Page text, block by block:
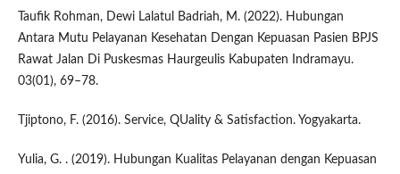
Taufik Rohman, Dewi Lalatul Badriah, M. (2022). Hubungan
Antara Mutu Pelayanan Kesehatan Dengan Kepuasan Pasien BPJS
Rawat Jalan Di Puskesmas Haurgeulis Kabupaten Indramayu.
03(01), 69–78.
Tjiptono, F. (2016). Service, QUality & Satisfaction. Yogyakarta.
Yulia, G. . (2019). Hubungan Kualitas Pelayanan dengan Kepuasan